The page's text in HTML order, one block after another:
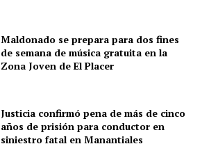
Maldonado se prepara para dos fines
de semana de música gratuita en la
Zona Joven de El Placer
Justicia confirmó pena de más de cinco
años de prisión para conductor en
siniestro fatal en Manantiales